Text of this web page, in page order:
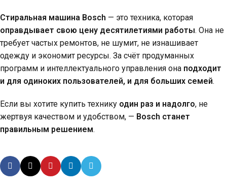
Стиральная машина Bosch — это техника, которая
оправдывает свою цену десятилетиями работы. Она не
требует частых ремонтов, не шумит, не изнашивает
одежду и экономит ресурсы. За счёт продуманных
программ и интеллектуального управления она подходит
и для одиноких пользователей, и для больших семей.
Если вы хотите купить технику один раз и надолго, не
жертвуя качеством и удобством, — Bosch станет
правильным решением.